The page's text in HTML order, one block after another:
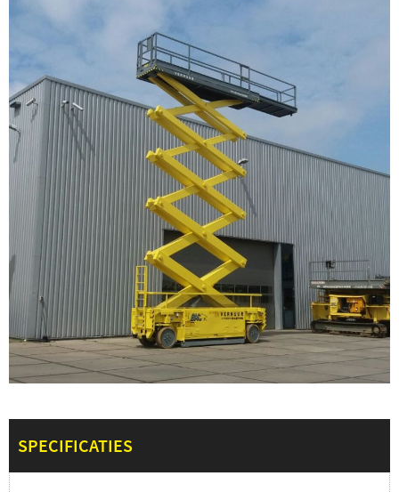
SPECIFICATIES